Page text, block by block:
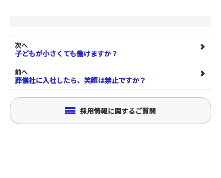
次へ
子どもが小さくても働けますか？
前へ
葬儀社に入社したら、笑顔は禁止ですか？
採用情報に関するご質問